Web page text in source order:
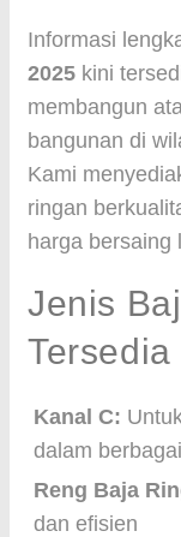
Informasi
2025 kini
membangun
bangunan di
Kami
ringan
harga bersaing
Jenis
Tersedia
Kanal C:
dalam
Reng Baja
dan efisien